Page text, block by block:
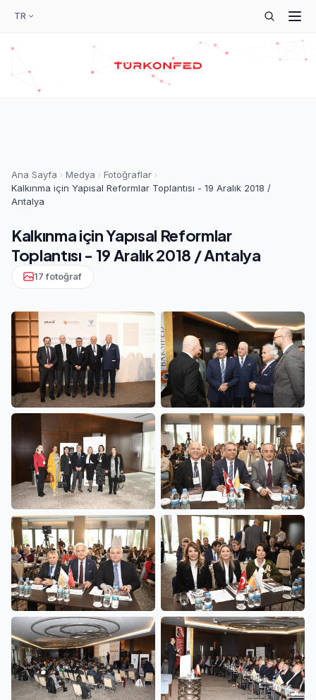
TR
Ana Sayfa Medya
Fotoğraflar
Kalkınma için Yapısal Reformlar Toplantısı - 19 Aralık 2018 /
Antalya
Kalkınma için Yapısal Reformlar
Toplantısı - 19 Aralık 2018 / Antalya
17 fotoğraf